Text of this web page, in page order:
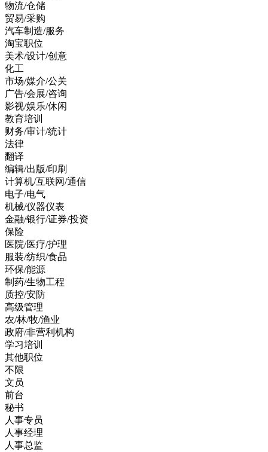
物流/仓储
贸易/采购
汽车制造/服务
淘宝职位
美术/设计/创意
化工
市场/媒介/公关
广告/会展/咨询
影视/娱乐/休闲
教育培训
财务/审计/统计
法律
翻译
编辑/出版/印刷
计算机/互联网/通信
电子/电气
机械/仪器仪表
金融/银行/证券/投资
保险
医院/医疗/护理
服装/纺织/食品
环保/能源
制药/生物工程
质控/安防
高级管理
农/林/牧/渔业
政府/非营利机构
学习培训
其他职位
不限
文员
前台
秘书
人事专员
人事经理
人事总监